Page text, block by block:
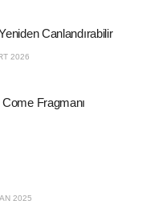
Canlandırabilir
2026
Fragmanı
2025